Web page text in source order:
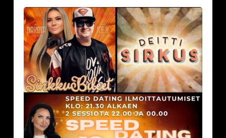
19.9.2026
Deittisirkus
Speed
Dating,
Tulisuudelma/Hotelli
Vantaalla